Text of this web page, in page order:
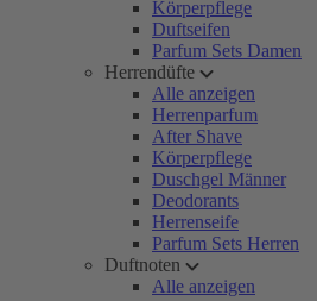
Körperpflege
Duftseifen
Parfum Sets Damen
Herrendüfte
Alle anzeigen
Herrenparfum
After Shave
Körperpflege
Duschgel Männer
Deodorants
Herrenseife
Parfum Sets Herren
Duftnoten
Alle anzeigen